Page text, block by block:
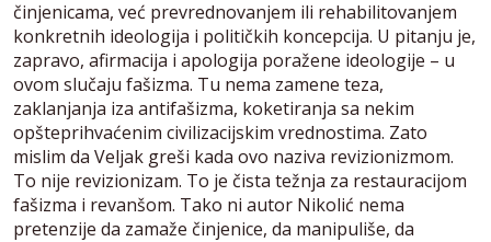
činjenicama, već prevrednovanjem ili rehabilitovanjem
konkretnih ideologija i političkih koncepcija. U pitanju je,
zapravo, afirmacija i apologija poražene ideologije – u
ovom slučaju fašizma. Tu nema zamene teza,
zaklanjanja iza antifašizma, koketiranja sa nekim
opšteprihvaćenim civilizacijskim vrednostima. Zato
mislim da Veljak greši kada ovo naziva revizionizmom.
To nije revizionizam. To je čista težnja za restauracijom
fašizma i revanšom. Tako ni autor Nikolić nema
pretenzije da zamaže činjenice, da manipuliše, da